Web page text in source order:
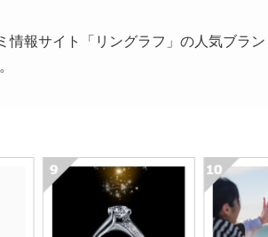
情報サイト「リングラフ」の人気ブラン